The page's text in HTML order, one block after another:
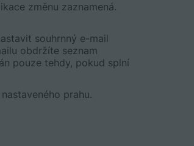
změnu zaznamená.
souhrnný e-mail
obdržíte seznam
pouze tehdy, pokud splní
prahu.